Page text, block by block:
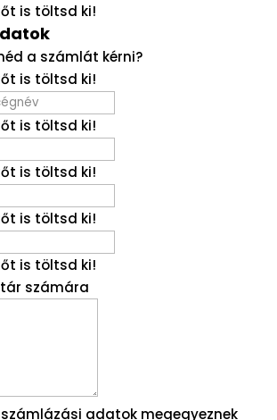
is töltsd ki!
a számlát kérni?
is töltsd ki!
is töltsd ki!
is töltsd ki!
is töltsd ki!
is töltsd ki!
számára
adatok megegyeznek